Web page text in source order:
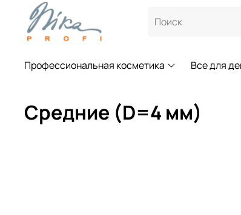
Профессиональная косметика Все для
Средние (D=4 мм)